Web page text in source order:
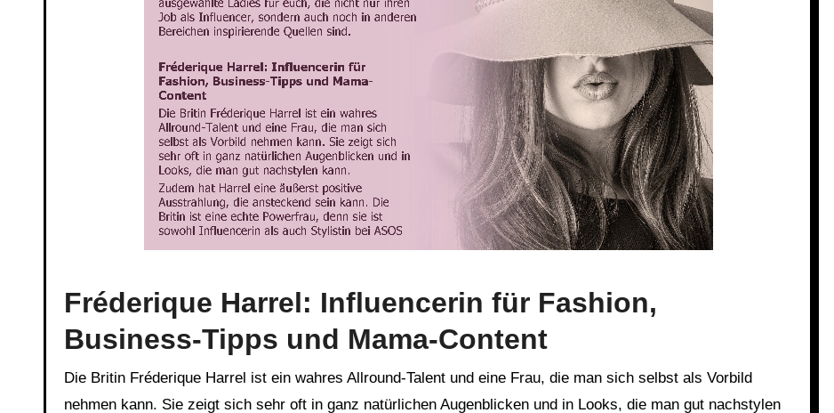
Fréderique Harrel: Influencerin für Fashion,
Business-Tipps und Mama-Content
Die Britin Fréderique Harrel ist ein wahres Allround-Talent und eine Frau, die man sich selbst als Vorbild
nehmen kann. Sie zeigt sich sehr oft in ganz natürlichen Augenblicken und in Looks, die man gut nachstylen